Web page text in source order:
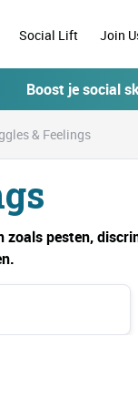
Social Lift Join
Boost je social
& Feelings
pesten,